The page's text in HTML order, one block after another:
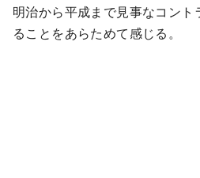
明治から平成まで見事なコン
ることをあらためて感じる。